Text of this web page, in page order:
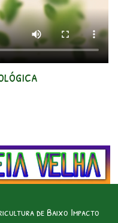
de Baixo Impacto